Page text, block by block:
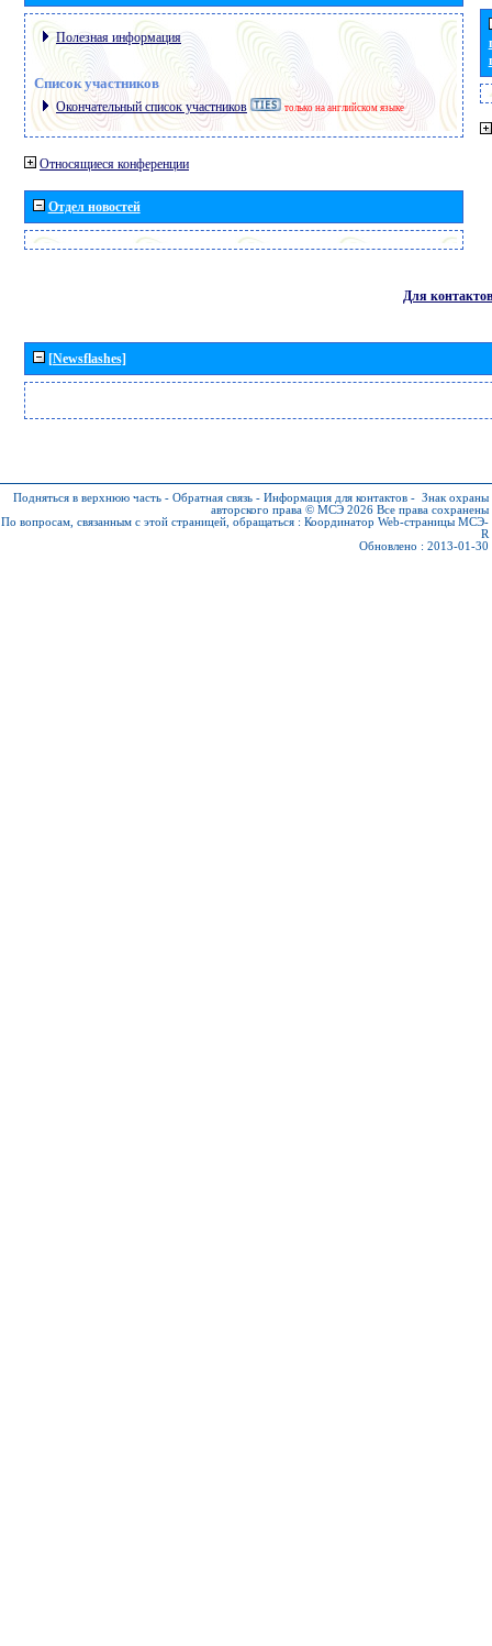
Полезная информация
Список участников
Окончательный список участников только на английском языке
Относящиеся конференции
Отдел новостей
Для контактов
[Newsflashes]
Подняться в верхнюю часть - Обратная связь - Информация для контактов - Знак охраны
авторского права © МСЭ 2026 Все права сохранены
По вопросам, связанным с этой страницей, обращаться : Координатор Web-страницы МСЭ-
R
Обновлено : 2013-01-30